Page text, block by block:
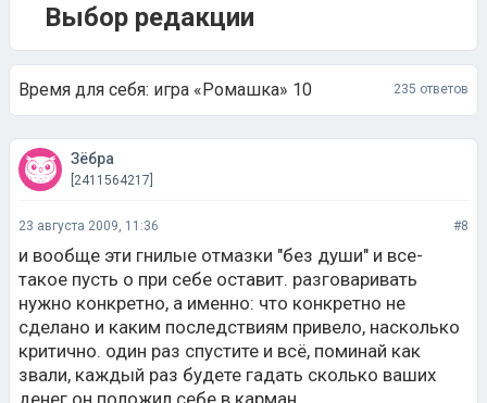
Выбор редакции
Время для себя: игра «Ромашка» 10 235 ответов
Зёбра
[2411564217]
23 августа 2009, 11:36 #8
и вообще эти гнилые отмазки "без души" и все-
такое пусть о при себе оставит. разговаривать
нужно конкретно, а именно: что конкретно не
сделано и каким последствиям привело, насколько
критично. один раз спустите и всё, поминай как
звали, каждый раз будете гадать сколько ваших
денег он положил себе в карман.